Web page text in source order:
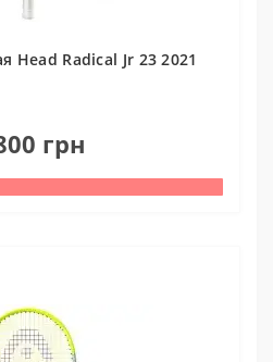
Head Radical Jr 23 2021
грн